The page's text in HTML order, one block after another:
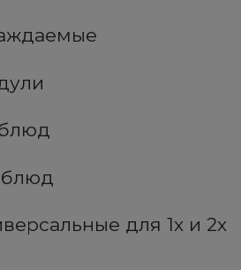
для 1х и 2х